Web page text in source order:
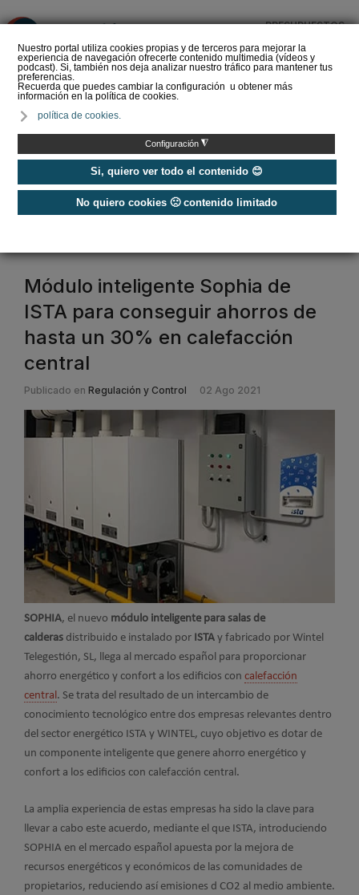
Nuestro portal utiliza cookies propias y de terceros para mejorar la
experiencia de navegación ofrecerte contenido multimedia (vídeos y
podcast). Si, también nos deja analizar nuestro tráfico para mantener tus
preferencias.
Recuerda que puedes cambiar la configuración u obtener más
información en la política de cookies.
política de cookies.
Configuración ◮
Si, quiero ver todo el contenido 😊
No quiero cookies 🙁 contenido limitado
PRESUPUESTOS
del Amperio (Episodio 3)
Etiquetas / salas de calderas
Módulo inteligente Sophia de
ISTA para conseguir ahorros de
hasta un 30% en calefacción
central
Publicado en Regulación y Control 02 Ago 2021
SOPHIA, el nuevo módulo inteligente para salas de
calderas distribuido e instalado por ISTA y fabricado por Wintel
Telegestión, SL, llega al mercado español para proporcionar
ahorro energético y confort a los edificios con calefacción
central . Se trata del resultado de un intercambio de
conocimiento tecnológico entre dos empresas relevantes dentro
del sector energético ISTA y WINTEL, cuyo objetivo es dotar de
un componente inteligente que genere ahorro energético y
confort a los edificios con calefacción central.
La amplia experiencia de estas empresas ha sido la clave para
llevar a cabo este acuerdo, mediante el que ISTA, introduciendo
SOPHIA en el mercado español apuesta por la mejora de
recursos energéticos y económicos de las comunidades de
propietarios, reduciendo así emisiones d CO2 al medio ambiente.